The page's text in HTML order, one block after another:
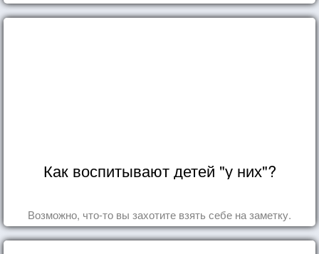
Как воспитывают детей "у них"?
Возможно, что-то вы захотите взять себе на заметку.